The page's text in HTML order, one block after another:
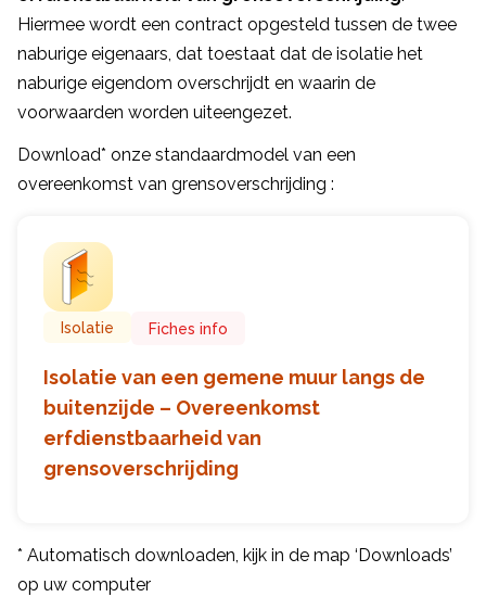
Hiermee wordt een contract opgesteld tussen de twee
naburige eigenaars, dat toestaat dat de isolatie het
naburige eigendom overschrijdt en waarin de
voorwaarden worden uiteengezet.
Download* onze standaardmodel van een
overeenkomst van grensoverschrijding :
Isolatie Fiches info
Isolatie van een gemene muur langs de
buitenzijde – Overeenkomst
erfdienstbaarheid van
grensoverschrijding
* Automatisch downloaden, kijk in de map ‘Downloads’
op uw computer